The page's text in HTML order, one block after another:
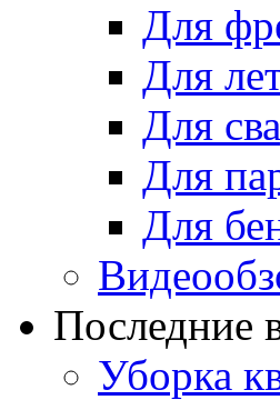
Для
Для
Для
Для
Для
Последние
Уборка